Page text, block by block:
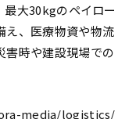
最大30kgのペイロー
え、医療物資や物流
害時や建設現場での
media/logistics/